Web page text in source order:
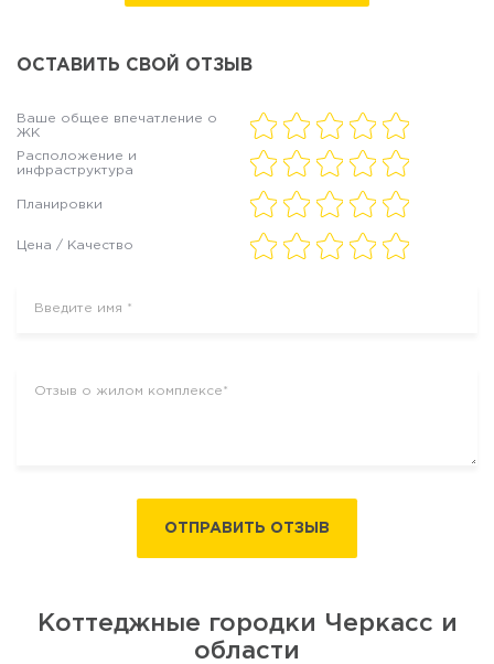
ОСТАВИТЬ СВОЙ ОТЗЫВ
Ваше общее впечатление о
ЖК
Расположение и
инфраструктура
Планировки
Цена / Качество
ОТПРАВИТЬ ОТЗЫВ
Коттеджные городки Черкасс и
области